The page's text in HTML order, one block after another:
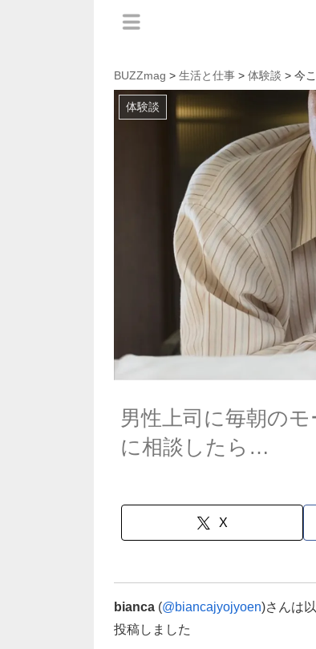
BUZZmag > 生活と仕事 > 体験談 > 今
体験談
男性上司に毎朝の
に相談したら…
X
bianca (@biancajyojyoen)さんは
投稿しました